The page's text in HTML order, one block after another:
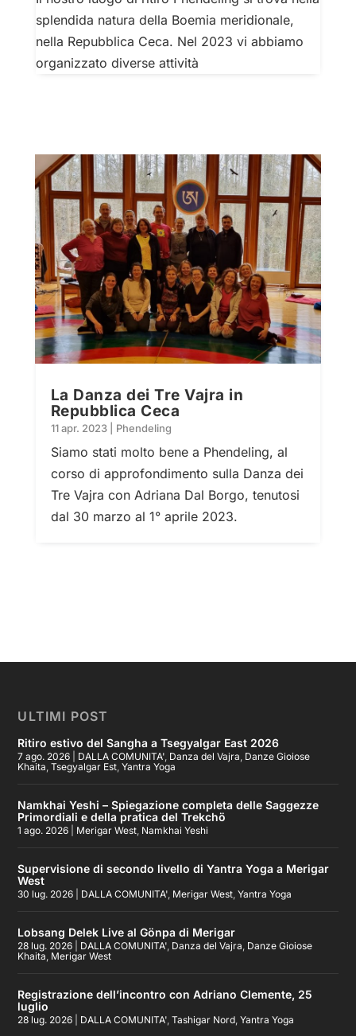
splendida natura della Boemia meridionale,
nella Repubblica Ceca. Nel 2023 vi abbiamo
organizzato diverse attività
La Danza dei Tre Vajra in
Repubblica Ceca
11 apr. 2023| Phendeling
Siamo stati molto bene a Phendeling, al
corso di approfondimento sulla Danza dei
Tre Vajra con Adriana Dal Borgo, tenutosi
dal 30 marzo al 1° aprile 2023.
ULTIMI POST
Ritiro estivo del Sangha a Tsegyalgar East 2026
7 ago. 2026 DALLA COMUNITA', Danza del Vajra, Danze Gioiose
Khaita,Tsegyalgar Est,Yantra Yoga
Namkhai Yeshi – Spiegazione completa delle Saggezze
Primordiali e della pratica del Trekchö
1 ago. 2026 Merigar West, Namkhai Yeshi
Supervisione di secondo livello di Yantra Yoga a Merigar
West
30 lug. 2026 DALLA COMUNITA', Merigar West,Yantra Yoga
Lobsang Delek Live al Gönpa di Merigar
28 lug. 2026 DALLA COMUNITA', Danza del Vajra, Danze Gioiose
Khaita, Merigar West
Registrazione dell’incontro con Adriano Clemente, 25
luglio
28 lug. 2026 DALLA COMUNITA',Tashigar Nord,Yantra Yoga